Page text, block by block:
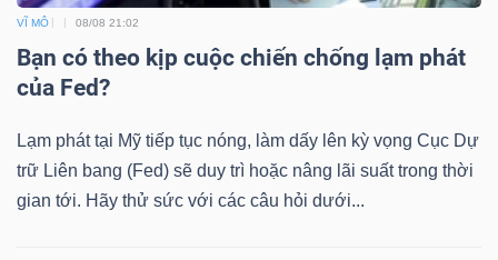
VĨ MÔ 08/08 21:02
Bạn có theo kịp cuộc chiến chống lạm phát
của Fed?
Lạm phát tại Mỹ tiếp tục nóng, làm dấy lên kỳ vọng Cục Dự
trữ Liên bang (Fed) sẽ duy trì hoặc nâng lãi suất trong thời
gian tới. Hãy thử sức với các câu hỏi dưới...
Lãnh
đạo
Tất cả Người nội bộ Người liên quan Cổ đông lớn